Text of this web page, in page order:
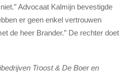
Advocaat Kalmijn bevestigde
er geen enkel vertrouwen
de heer Brander.” De rechter doet
Troost & De Boer en